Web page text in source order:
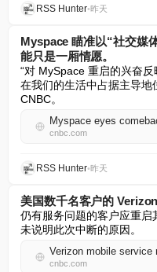
RSS Hunter•昨天
Myspace 瞄准以“社交
能只是一厢情愿。
“对 MySpace 重启的兴奋
在我们的生活中占据主导地
CNBC。
cnbc.com
RSS Hunter•昨天
美国数千名客户的
仍有服务问题的客户应重启
未说明此次中断的原因。
cnbc.com